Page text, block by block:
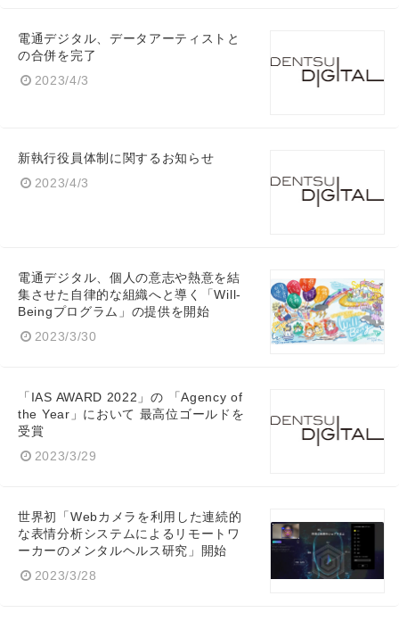
電通デジタル、データアーティストと
の合併を完了
2023/4/3
新執行役員体制に関するお知らせ
2023/4/3
電通デジタル、個人の意志や熱意を結
集させた自律的な組織へと導く「Will-
Beingプログラム」の提供を開始
2023/3/30
「IAS AWARD 2022」の 「Agency of
the Year」において 最高位ゴールドを
受賞
2023/3/29
世界初「Webカメラを利用した連続的
な表情分析システムによるリモートワ
ーカーのメンタルヘルス研究」開始
2023/3/28